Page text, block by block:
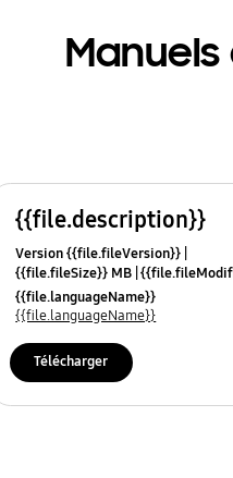
{{file.description}}
Version {{file.fileVersion}}
{{file.fileSize}} MB
{{file.osNames}}
{{file.languageName}}
{{file.languageName}}
Télécharger